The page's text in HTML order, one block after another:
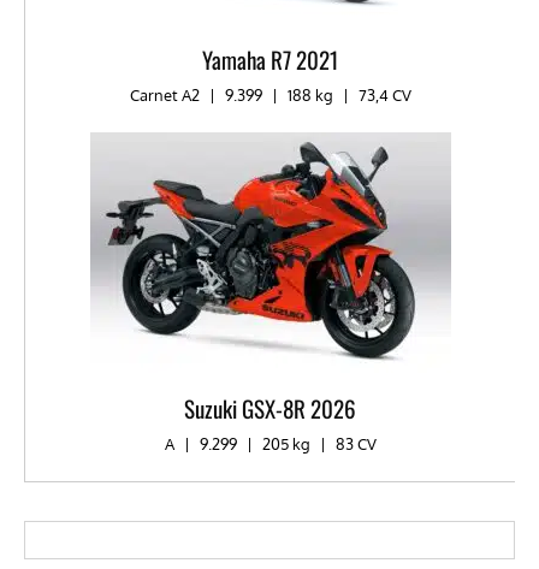
Yamaha R7 2021
Carnet A2 | 9.399 | 188 kg | 73,4 CV
Suzuki GSX-8R 2026
A | 9.299 | 205 kg | 83 CV